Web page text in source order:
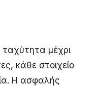
ταχύτητα μέχρι
κάθε στοιχείο
Η ασφαλής